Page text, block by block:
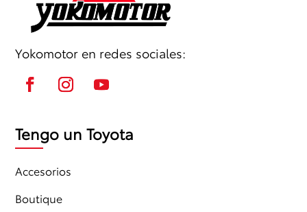
Yokomotor en redes sociales:
Tengo un Toyota
Accesorios
Boutique